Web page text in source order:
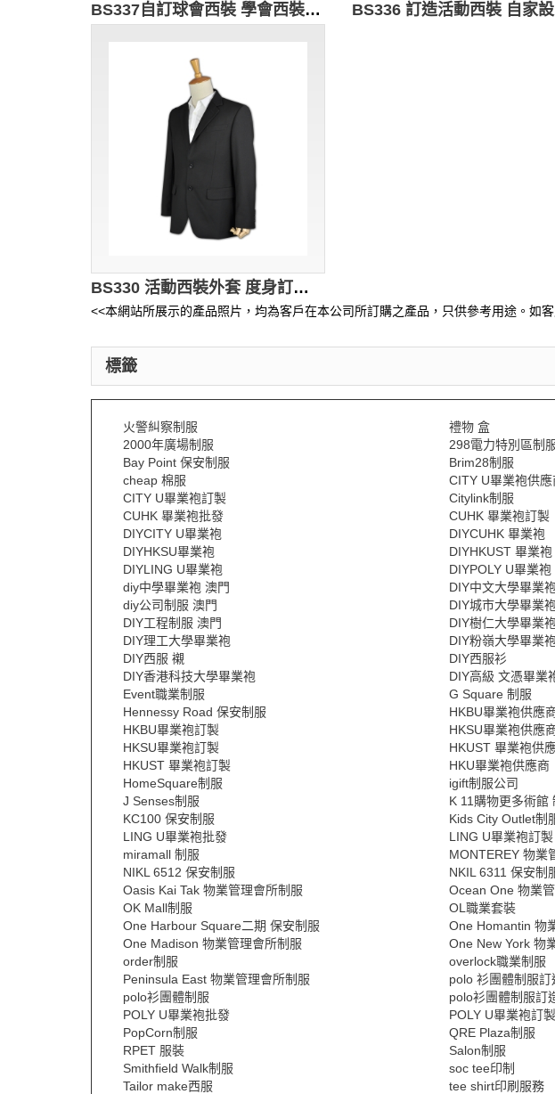
BS337自訂球會西裝 學會西裝度身訂造 西裝搭配 訂做西裝外套 西裝供應商
BS330 活動西裝外套 度身訂製 個性西裝 西裝款式設計 西裝專門店 副會長 西裝
<<本網站所展示的產品照片，均為客戶在本公司所訂購之產品，只供參考用途。如
標籤
火警糾察制服 禮物 盒
2000年廣場制服
298電力特別區制
Bay Point 保安制服
Brim28制服
cheap 棉服
CITY U畢業袍供應
CITY U畢業袍訂製
Citylink制服
CUHK 畢業袍批發
CUHK 畢業袍訂製
DIYCITY U畢業袍
DIYCUHK 畢業袍
DIYHKSU畢業袍
DIYHKUST 畢業袍
DIYLING U畢業袍
DIYPOLY U畢業袍
diy中學畢業袍 澳門
DIY中文大學畢業袍
diy公司制服 澳門
DIY城市大學畢業袍
DIY工程制服 澳門
DIY樹仁大學畢業袍
DIY理工大學畢業袍
DIY粉嶺大學畢業袍
DIY西服 襯
DIY西服衫
DIY香港科技大學畢業袍
DIY高級 文憑畢業
Event職業制服
G Square 制服
Hennessy Road 保安制服
HKBU畢業袍供應
HKBU畢業袍訂製
HKSU畢業袍供應
HKSU畢業袍訂製
HKUST 畢業袍供
HKUST 畢業袍訂製
HKU畢業袍供應商
HomeSquare制服
igift制服公司
J Senses制服
K 11購物更多術館
KC100 保安制服
Kids City Outlet制
LING U畢業袍批發
LING U畢業袍訂製
miramall 制服
MONTEREY 物業
NIKL 6512 保安制服
NKIL 6311 保安制
Oasis Kai Tak 物業管理會所制服
Ocean One 物業
OK Mall制服
OL職業套裝
One Harbour Square二期 保安制服
One Homantin 物
One Madison 物業管理會所制服
One New York 物
order制服
overlock職業制服
Peninsula East 物業管理會所制服
polo 衫團體制服訂
polo衫團體制服
polo衫團體制服訂
POLY U畢業袍批發
POLY U畢業袍訂製
PopCorn制服
QRE Plaza制服
RPET 服裝
Salon制服
Smithfield Walk制服
soc tee印制
Tailor make西服
tee shirt印刷服務